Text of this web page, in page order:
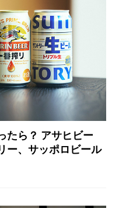
たら？ アサヒビー
ー、サッポロビール